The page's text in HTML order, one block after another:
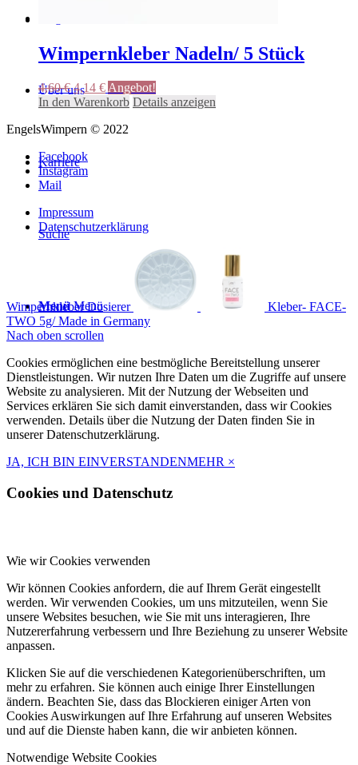
Über uns
Karriere
Suche
Menü Menü
Wimpernkleber Nadeln/ 5 Stück
4,60€ Ursprünglicher
Preis
4,60 €
4,14 €Aktueller
Preis
4,14 €.
Angebot!
In den Warenkorb Details anzeigen
EngelsWimpern © 2022
Facebook
Instagram
Mail
Impressum
Datenschutzerklärung
Wimpernkleber Dosierer
Kleber- FACE-
TWO 5g/ Made in Germany
Nach oben scrollen
Cookies ermöglichen eine bestmögliche Bereitstellung unserer
Dienstleistungen. Wir nutzen Ihre Daten um die Zugriffe auf unsere
Website zu analysieren. Mit der Nutzung der Webseiten und
Services erklären Sie sich damit einverstanden, dass wir Cookies
verwenden. Details über die Nutzung der Daten finden Sie in
unserer Datenschutzerklärung.
JA, ICH BIN EINVERSTANDENMEHR ×
Cookies und Datenschutz
Wie wir Cookies verwenden
Wir können Cookies anfordern, die auf Ihrem Gerät eingestellt
werden. Wir verwenden Cookies, um uns mitzuteilen, wenn Sie
unsere Websites besuchen, wie Sie mit uns interagieren, Ihre
Nutzererfahrung verbessern und Ihre Beziehung zu unserer Website
anpassen.
Klicken Sie auf die verschiedenen Kategorienüberschriften, um
mehr zu erfahren. Sie können auch einige Ihrer Einstellungen
ändern. Beachten Sie, dass das Blockieren einiger Arten von
Cookies Auswirkungen auf Ihre Erfahrung auf unseren Websites
und auf die Dienste haben kann, die wir anbieten können.
Notwendige Website Cookies